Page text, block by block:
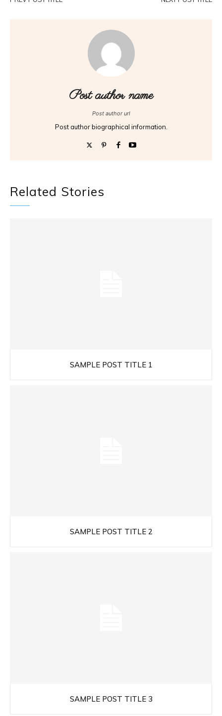
Post author name
Post author url
Post author biographical information.
Related Stories
SAMPLE POST TITLE 1
SAMPLE POST TITLE 2
SAMPLE POST TITLE 3